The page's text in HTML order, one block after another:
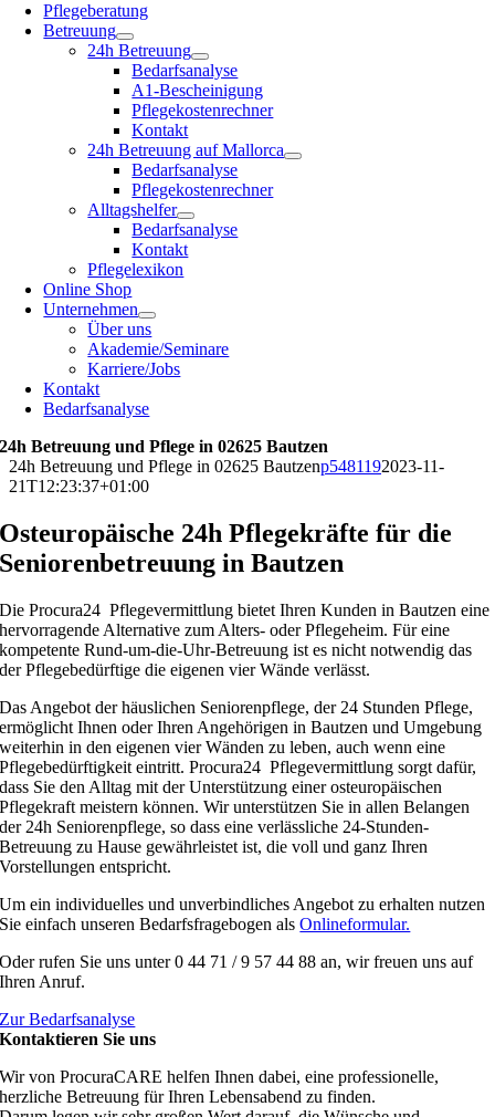
Pflegeberatung
Betreuung
24h Betreuung
Bedarfsanalyse
A1-Bescheinigung
Pflegekostenrechner
Kontakt
24h Betreuung auf Mallorca
Bedarfsanalyse
Pflegekostenrechner
Alltagshelfer
Bedarfsanalyse
Kontakt
Pflegelexikon
Online Shop
Unternehmen
Über uns
Akademie/Seminare
Karriere/Jobs
Kontakt
Bedarfsanalyse
24h Betreuung und Pflege in 02625 Bautzen
24h Betreuung und Pflege in 02625 Bautzenp5481192023-11-
21T12:23:37+01:00
Osteuropäische 24h Pflegekräfte für die
Seniorenbetreuung in Bautzen
Die Procura24 Pflegevermittlung bietet Ihren Kunden in Bautzen eine
hervorragende Alternative zum Alters- oder Pflegeheim. Für eine
kompetente Rund-um-die-Uhr-Betreuung ist es nicht notwendig das
der Pflegebedürftige die eigenen vier Wände verlässt.
Das Angebot der häuslichen Seniorenpflege, der 24 Stunden Pflege,
ermöglicht Ihnen oder Ihren Angehörigen in Bautzen und Umgebung
weiterhin in den eigenen vier Wänden zu leben, auch wenn eine
Pflegebedürftigkeit eintritt. Procura24 Pflegevermittlung sorgt dafür,
dass Sie den Alltag mit der Unterstützung einer osteuropäischen
Pflegekraft meistern können. Wir unterstützen Sie in allen Belangen
der 24h Seniorenpflege, so dass eine verlässliche 24-Stunden-
Betreuung zu Hause gewährleistet ist, die voll und ganz Ihren
Vorstellungen entspricht.
Um ein individuelles und unverbindliches Angebot zu erhalten nutzen
Sie einfach unseren Bedarfsfragebogen alsOnlineformular.
Oder rufen Sie uns unter 0 44 71 / 9 57 44 88 an, wir freuen uns auf
Ihren Anruf.
Zur Bedarfsanalyse
Kontaktieren Sie uns
Wir von ProcuraCARE helfen Ihnen dabei, eine professionelle,
herzliche Betreuung für Ihren Lebensabend zu finden.